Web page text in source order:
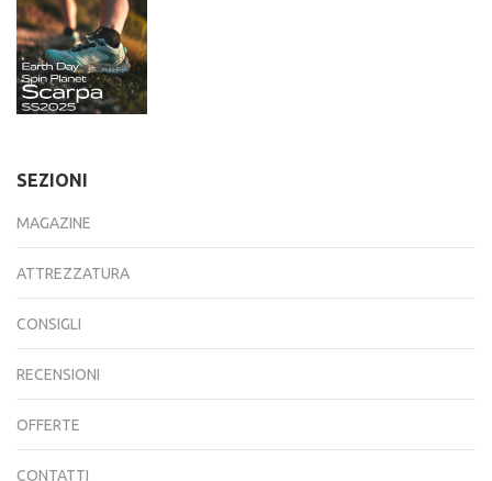
SEZIONI
MAGAZINE
ATTREZZATURA
CONSIGLI
RECENSIONI
OFFERTE
CONTATTI